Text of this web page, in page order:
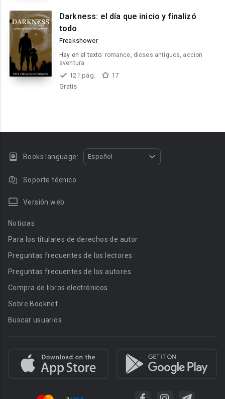
Darkness: el día que inicio y finalizó
todo
Freakshower
Hay en el texto: romance, dioses antiguos, accion
aventura
121 pág.
17
Gratis
Books language: Español
Soporte técnico
Versión web
Noticias
Para los titulares de derechos de autor
Preguntas frecuentes de los lectores
Preguntas frecuentes de los autores
Compra de libros electrónicos
Sobre Booknet
Buscar usuarios